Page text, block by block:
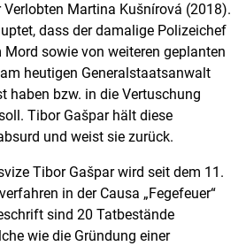
Martina Kušnírová (2018).
dass der damalige Polizeichef
sowie von weiteren geplanten
heutigen Generalstaatsanwalt
haben bzw. in die Vertuschung
Tibor Gašpar hält diese
und weist sie zurück.
Tibor Gašpar wird seit dem 11.
in der Causa „Fegefeuer“
sind 20 Tatbestände
wie die Gründung einer